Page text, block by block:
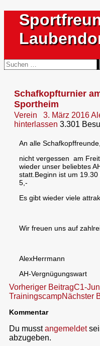
Inhalt
springen
Suchen
Suchen
nach:
Schafkopfturnier
Sportheim
Verein 3. März 2016
hinterlassen 3.301
An alle Schafkopffreunde,
nicht vergessen am
wieder unser beliebtes
statt. Beginn ist um
5,-
Es gibt wieder viele
Wir freuen uns auf
AlexHerrmann
AH-Vergnügungswart
Vorheriger BeitragC1-
TrainingscampNächster
Kommentar
Du musstangemeldet
abzugeben.